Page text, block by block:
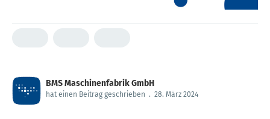
BMS Maschinenfabrik GmbH
hat einen Beitrag geschrieben . 28. März 2024